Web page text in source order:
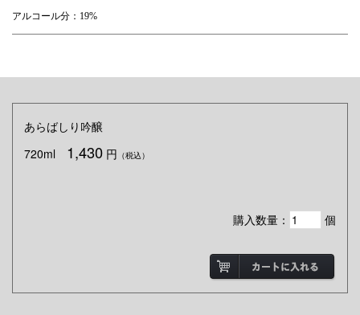
アルコール分：19%
あらばしり吟醸
720ml 1,430 円 （税込）
購入数量： 個